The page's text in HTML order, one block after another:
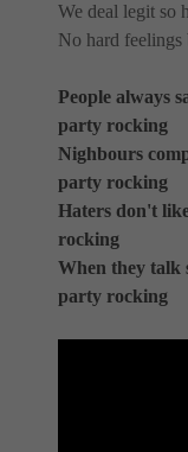
We deal legit so
No hard feelings
People always
party rocking
Nighbours
party rocking
Haters don't
rocking
When they talk
party rocking